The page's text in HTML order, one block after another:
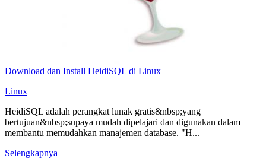
Download dan Install HeidiSQL di Linux
Linux
HeidiSQL adalah perangkat lunak gratis&nbsp;yang
bertujuan&nbsp;supaya mudah dipelajari dan digunakan dalam
membantu memudahkan manajemen database. "H...
Selengkapnya